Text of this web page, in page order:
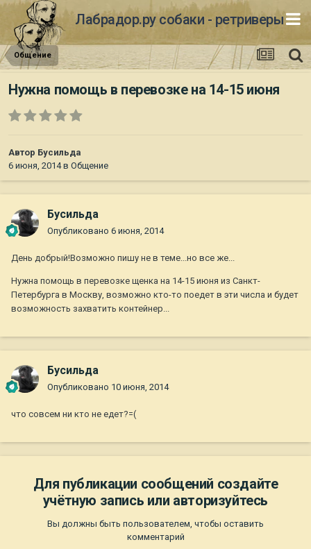
Лабрадор.ру собаки - ретриверы
Общение
Нужна помощь в перевозке на 14-15 июня
Автор Бусильда
6 июня, 2014в Общение
Бусильда
Опубликовано 6 июня, 2014
День добрый!Возможно пишу не в теме...но все же...
Нужна помощь в перевозке щенка на 14-15 июня из Санкт-
Петербурга в Москву, возможно кто-то поедет в эти числа и будет
возможность захватить контейнер...
Бусильда
Опубликовано 10 июня, 2014
что совсем ни кто не едет?=(
Для публикации сообщений создайте
учётную запись или авторизуйтесь
Вы должны быть пользователем, чтобы оставить
комментарий